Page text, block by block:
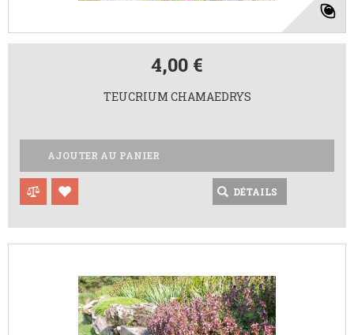
4,00 €
TEUCRIUM CHAMAEDRYS
AJOUTER AU PANIER
DÉTAILS